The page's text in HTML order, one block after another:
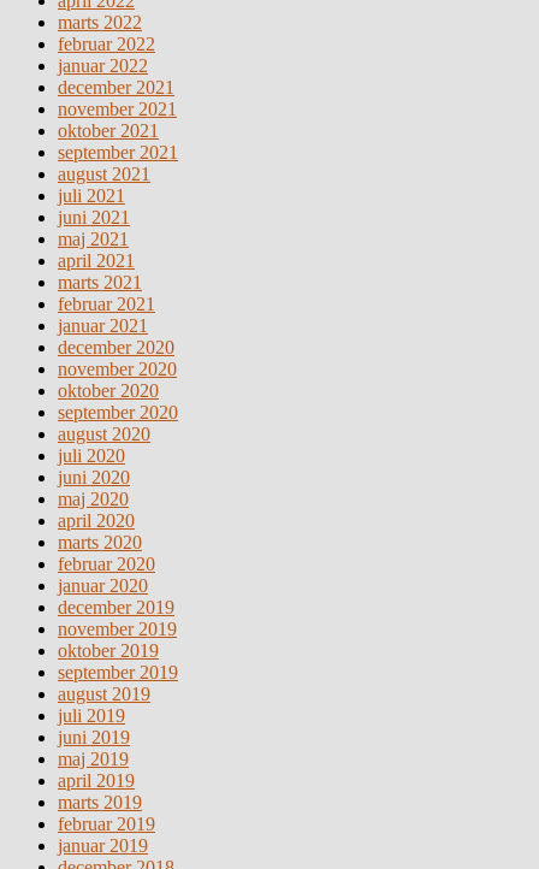
marts 2022
februar 2022
januar 2022
december 2021
november 2021
oktober 2021
september 2021
august 2021
juli 2021
juni 2021
maj 2021
april 2021
marts 2021
februar 2021
januar 2021
december 2020
november 2020
oktober 2020
september 2020
august 2020
juli 2020
juni 2020
maj 2020
april 2020
marts 2020
februar 2020
januar 2020
december 2019
november 2019
oktober 2019
september 2019
august 2019
juli 2019
juni 2019
maj 2019
april 2019
marts 2019
februar 2019
januar 2019